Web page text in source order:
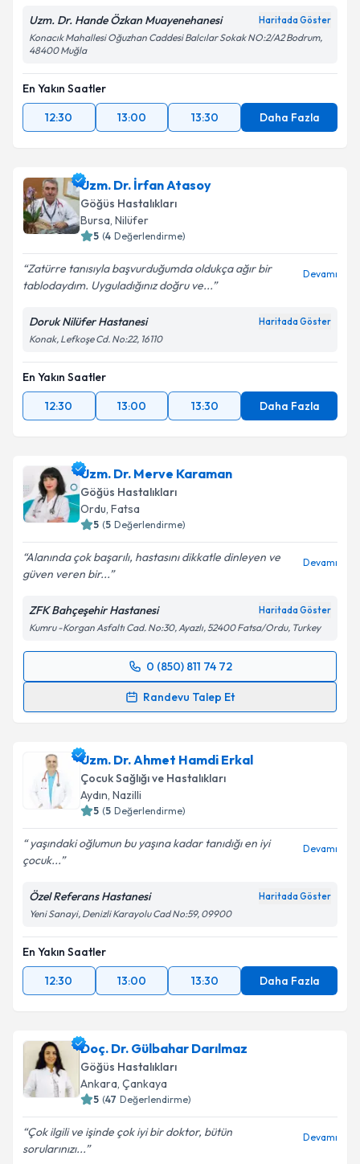
Uzm. Dr. Hande Özkan Muayenehanesi Haritada Göster
Konacık Mahallesi Oğuzhan Caddesi Balcılar Sokak NO:2/A2 Bodrum,
48400 Muğla
En Yakın Saatler
12:30
13:00 13:30 Daha Fazla
Uzm. Dr. İrfan Atasoy
Göğüs Hastalıkları
Bursa, Nilüfer
5 (4 Değerlendirme)
Zatürre tanısıyla başvurduğumda oldukça ağır bir
tablodaydım. Uyguladığınız doğru ve...
Devamı
Doruk Nilüfer Hastanesi Haritada Göster
Konak, Lefkoşe Cd. No:22, 16110
En Yakın Saatler
12:30
13:00 13:30 Daha Fazla
Uzm. Dr. Merve Karaman
Göğüs Hastalıkları
Ordu, Fatsa
5 (5 Değerlendirme)
Alanında çok başarılı, hastasını dikkatle dinleyen ve
güven veren bir...
Devamı
ZFK Bahçeşehir Hastanesi Haritada Göster
Kumru -Korgan Asfaltı Cad. No:30, Ayazlı, 52400 Fatsa/Ordu, Turkey
0 (850) 811 74 72
Randevu Talep Et
Randevu Takvimi Talebi
takvim hazırlandığında e-posta ile bilgilendireceğiz.
E-posta Adresiniz
kapsamda işlenmesini kabul ediyorum.
Uzm. Dr. Ahmet Hamdi Erkal
Çocuk Sağlığı ve Hastalıkları
Aydın, Nazilli
5 (5 Değerlendirme)
yaşındaki oğlumun bu yaşına kadar tanıdığı en iyi
çocuk...
Devamı
Özel Referans Hastanesi Haritada Göster
Yeni Sanayi, Denizli Karayolu Cad No:59, 09900
En Yakın Saatler
12:30
13:00 13:30 Daha Fazla
Doç. Dr. Gülbahar Darılmaz
Göğüs Hastalıkları
Ankara, Çankaya
5 (47 Değerlendirme)
Çok ilgili ve işinde çok iyi bir doktor, bütün
sorularınızı...
Devamı